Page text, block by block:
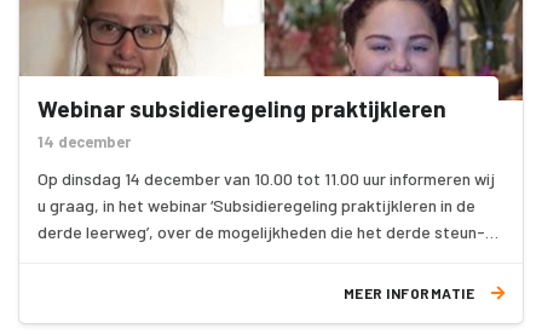
Webinar subsidieregeling praktijkleren
14 december
Op dinsdag 14 december van 10.00 tot 11.00 uur informeren wij
u graag, in het webinar ‘Subsidieregeling praktijkleren in de
derde leerweg’, over de mogelijkheden die het derde steun-
werkzoekenden en werknemers die werkloos dreigen te
MEER INFORMATIE